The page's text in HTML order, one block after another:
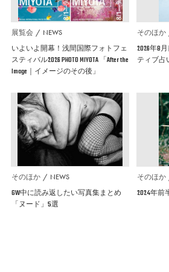
展覧会 NEWS
いよいよ開幕！浅間国際フォトフェ
スティバル2026 PHOTO MIYOTA 「After the
Image｜イメージのその後」
そのほか
2026年8
ティブ占
そのほか NEWS
GW中に読み返したい写真集まとめ
「ヌード」5選
そのほか
2024年前